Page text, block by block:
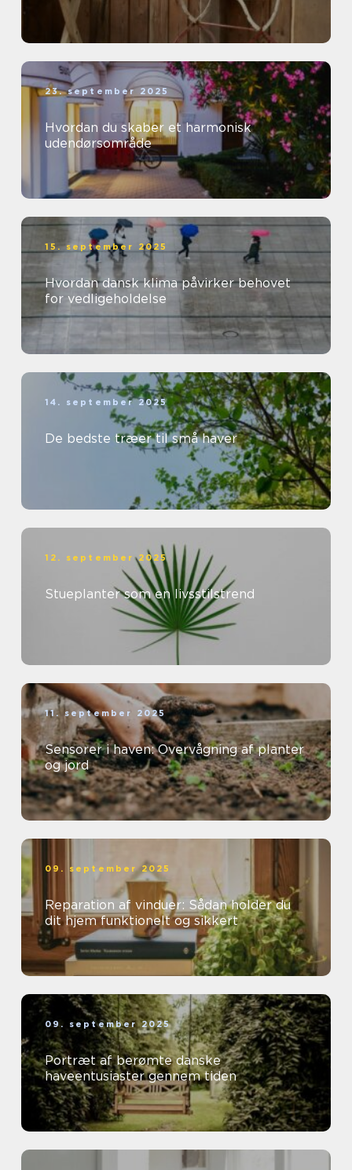
23. september 2025
Hvordan du skaber et harmonisk
udendørsområde
15. september 2025
Hvordan dansk klima påvirker behovet
for vedligeholdelse
14. september 2025
De bedste træer til små haver
12. september 2025
Stueplanter som en livsstilstrend
11. september 2025
Sensorer i haven: Overvågning af planter
og jord
09. september 2025
Reparation af vinduer: Sådan holder du
dit hjem funktionelt og sikkert
09. september 2025
Portræt af berømte danske
haveentusiaster gennem tiden